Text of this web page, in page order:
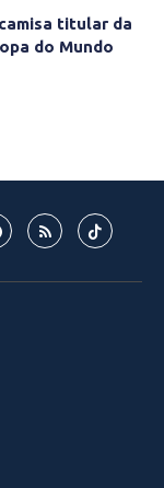
titular da
do Mundo